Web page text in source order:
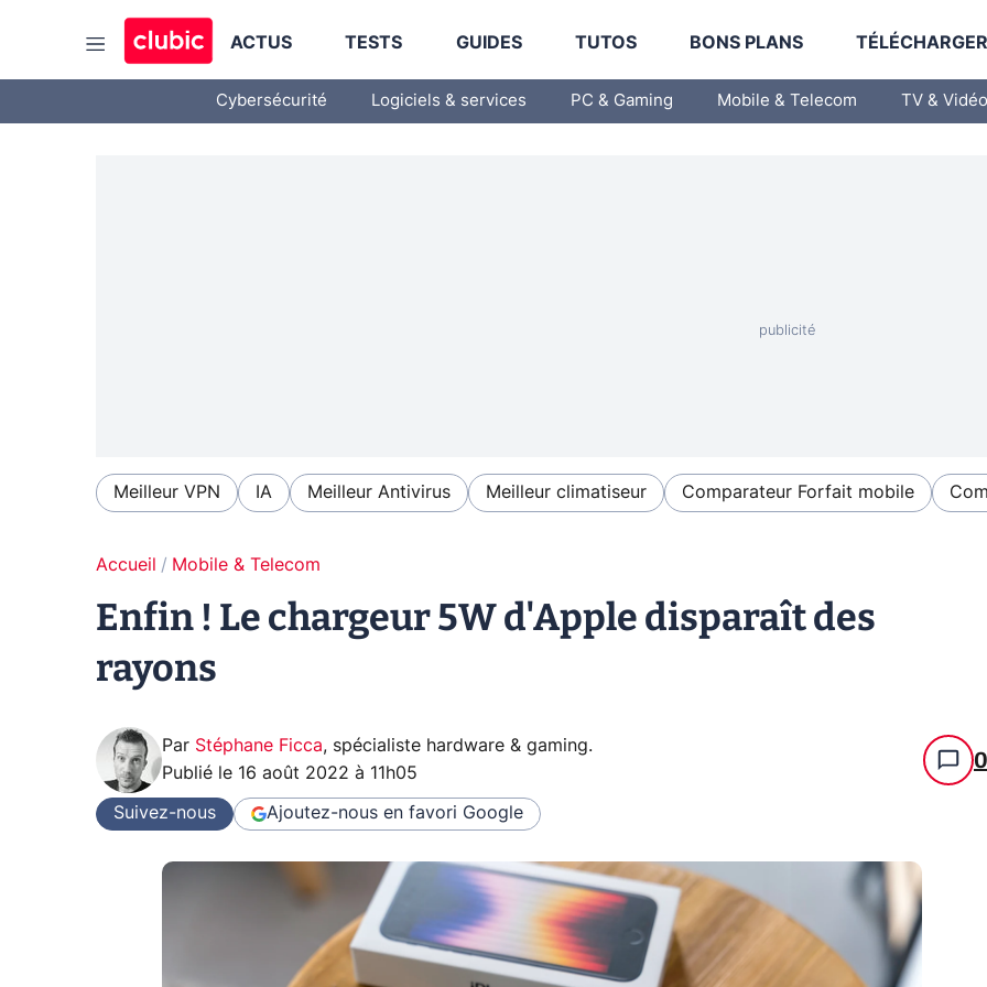
ACTUS TESTS GUIDES TUTOS BONS PLANS
Cybersécurité Logiciels & services PC & Gaming Mobile & Telecom TV & Vidéo
Meilleur VPN IA Meilleur Antivirus Meilleur climatiseur Comparateur Forfait mobile
Accueil Mobile & Telecom
Enfin ! Le chargeur 5W d'Apple disparaît des
rayons
Par Stéphane Ficca, spécialiste hardware & gaming.
Publié le 16 août 2022 à 11h05 0
Suivez-nous Ajoutez-nous en favori Google